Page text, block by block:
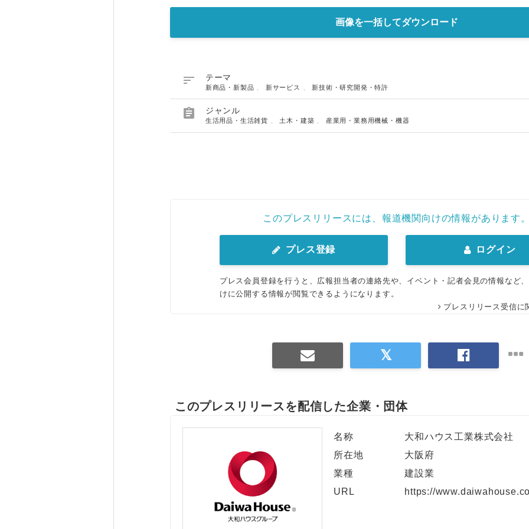
画像を一括してダウンロード
 テーマ
新商品・新製品 新サービス 新技術・研究開発・特許
 ジャンル
生活用品・生活雑貨 土木・建築 産業用・業務用機械・機器
このプレスリリースには、報道機関向けの情報があります
プレス登録 ログイン
プレス会員登録を行うと、広報担当者の連絡先や、イベント・記者会見の情報など
けに公開する情報が閲覧できるようになります。
プレスリリース受信に
このプレスリリースを配信した企業・団体
名称
大和ハウス工業株式会社
所在地
大阪府
業種
建設業
URL
https://